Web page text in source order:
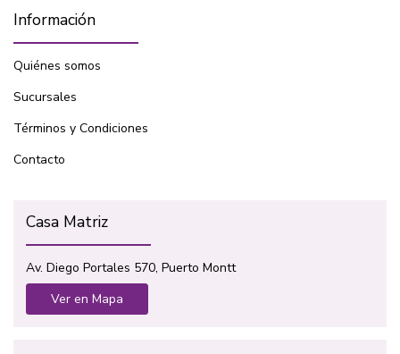
Información
Quiénes somos
Sucursales
Términos y Condiciones
Contacto
Casa Matriz
Av. Diego Portales 570, Puerto Montt
Ver en Mapa